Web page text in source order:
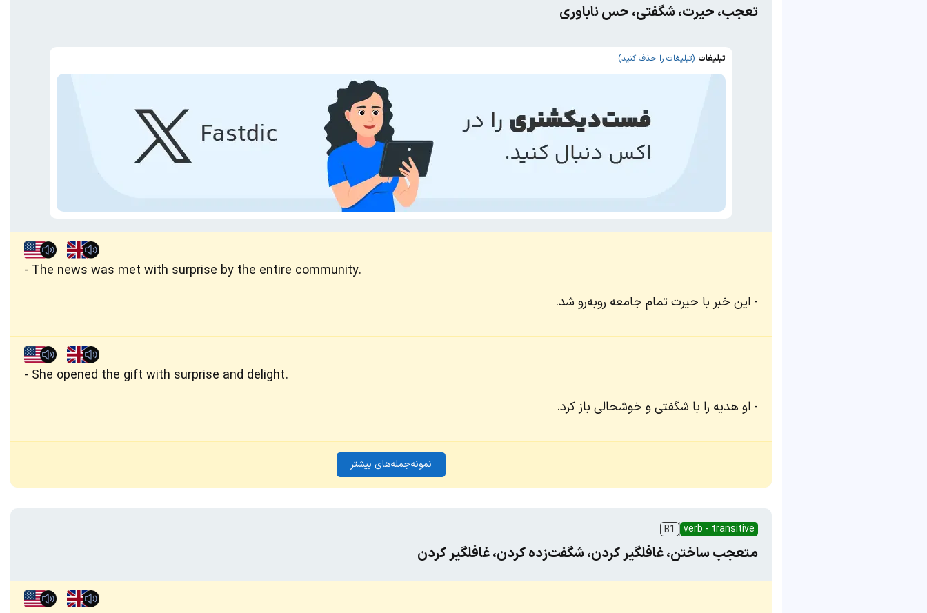
تعجب، حیرت، شگفتی، حس ناباوری
تبلیغات (تبلیغات را حذف کنید)
The news was met with surprise by the entire community.
این خبر با حیرت تمام جامعه روبه‌رو شد.
She opened the gift with surprise and delight.
او هدیه را با شگفتی و خوشحالی باز کرد.
نمونه‌جمله‌های بیشتر
verb - transitive
B1
متعجب ساختن، غافلگیر کردن، شگفت‌زده کردن، غافلگیر کردن